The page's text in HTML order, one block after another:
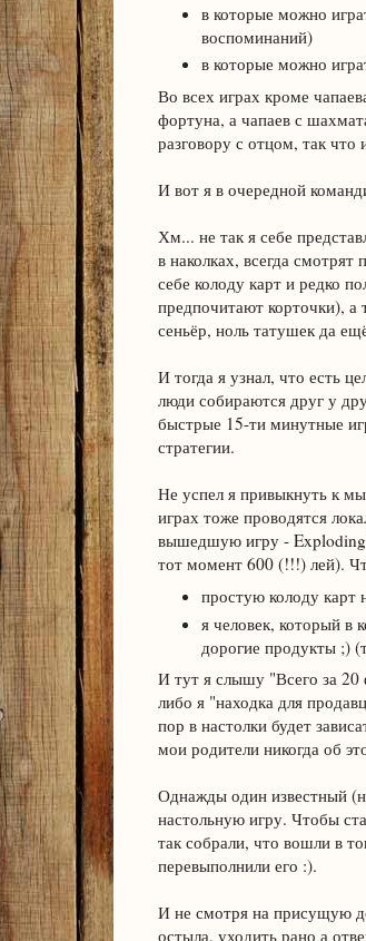
в которые можно
воспоминаний)
в которые можно
Во всех играх кроме
фортуна, а чапаев с
разговору с отцом, так что
И вот я в очередной
Хм... не так я себе
в наколках, всегда
себе колоду карт и редко
предпочитают корточки),
сеньёр, ноль татушек да
И тогда я узнал, что есть
люди собираются друг у
быстрые 15-ти минутные
стратегии.
Не успел я привыкнуть к
играх тоже проводятся
вышедшую игру - Exploding
тот момент 600 (!!!) лей).
простую колоду карт
я человек, который в
дорогие продукты ;)
И тут я слышу "Всего за 20
либо я "находка для
пор в настолки будет
мои родители никогда об
Однажды один известный
настольную игру. Чтобы
так собрали, что вошли в
перевыполнили его :).
И не смотря на присущую
остыла, уходить рано а